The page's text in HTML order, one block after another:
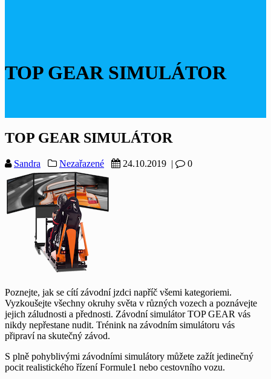
TOP GEAR SIMULÁTOR
TOP GEAR SIMULÁTOR
Sandra Nezařazené 24.10.2019 | 0
Poznejte, jak se cítí závodní jzdci napříč všemi kategoriemi.
Vyzkoušejte všechny okruhy světa v různých vozech a poznávejte
jejich záludnosti a přednosti. Závodní simulátor TOP GEAR vás
nikdy nepřestane nudit. Trénink na závodním simulátoru vás
připraví na skutečný závod.
S plně pohyblivými závodními simulátory můžete zažít jedinečný
pocit realistického řízení Formule1 nebo cestovního vozu.